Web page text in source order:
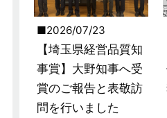
2026/07/23
【埼玉県経営品質知
事賞】大野知事へ受
賞のご報告と表敬訪
問を行いました